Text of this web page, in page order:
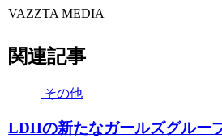
VAZZTA MEDIA
関連記事
その他
LDHの新たなガールズグループ